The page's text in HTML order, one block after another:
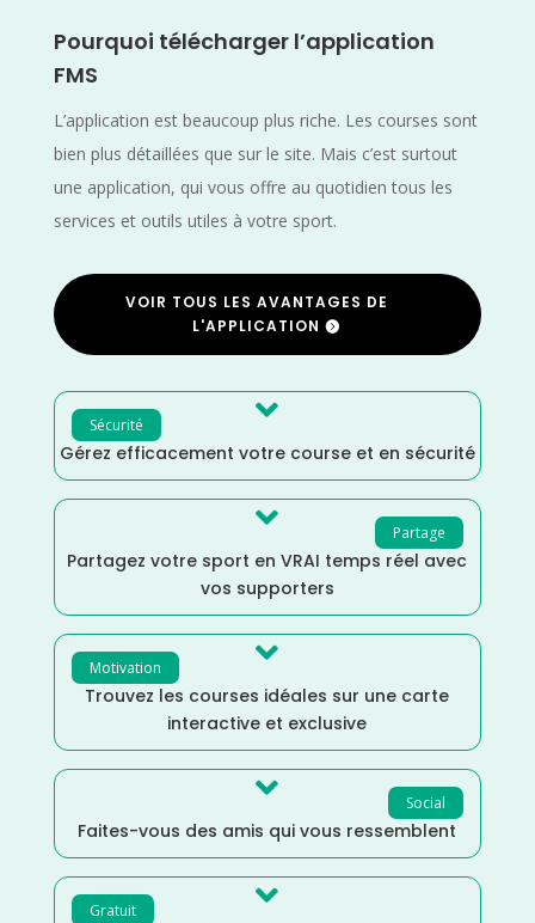
Pourquoi télécharger l’application
FMS
L’application est beaucoup plus riche. Les courses sont
bien plus détaillées que sur le site. Mais c’est surtout
une application, qui vous offre au quotidien tous les
services et outils utiles à votre sport.
VOIR TOUS LES AVANTAGES DE
L'APPLICATION
Sécurité 
Gérez efficacement votre course et en sécurité
Partage

Partagez votre sport en VRAI temps réel avec
vos supporters
Motivation 
Trouvez les courses idéales sur une carte
interactive et exclusive
Social

Faites-vous des amis qui vous ressemblent
Gratuit 